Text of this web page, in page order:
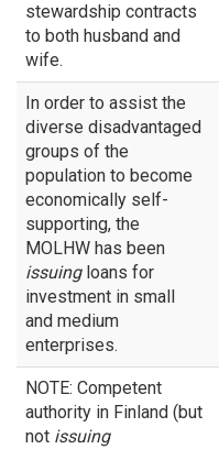
stewardship contracts
to both husband and
wife.
In order to assist the
diverse disadvantaged
groups of the
population to become
economically self-
supporting, the
MOLHW has been
issuingloans for
investment in small
and medium
enterprises.
NOTE: Competent
authority in Finland (but
not issuing